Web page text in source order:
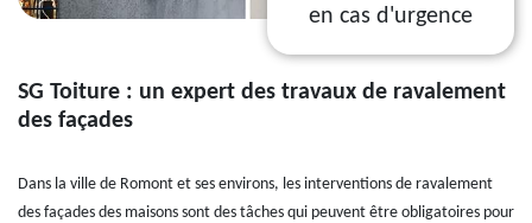
en cas d'urgence
SG Toiture : un expert des travaux de ravalement
des façades
Dans la ville de Romont et ses environs, les interventions de ravalement
des façades des maisons sont des tâches qui peuvent être obligatoires pour